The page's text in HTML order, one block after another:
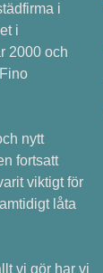
i
i
2000 och
nytt
fortsatt
viktigt för
låta
vi gör har vi